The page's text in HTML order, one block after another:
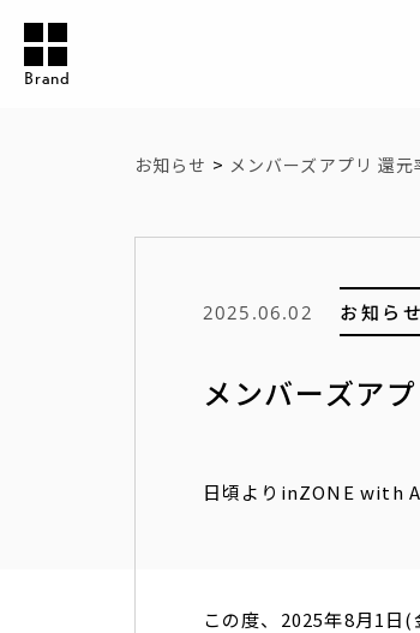
Brand
お知らせ > メンバーズアプリ 還
2025.06.02 お知らせ
メンバーズア
日頃よりinZONE with
この度、2025年8月1日(